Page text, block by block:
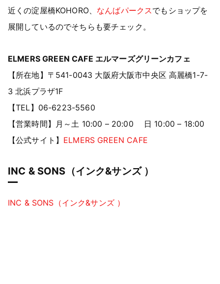
近くの淀屋橋KOHORO、 なんばパークスでもショップを
展開しているのでそちらも要チェック。
ELMERS GREEN CAFE エルマーズグリーンカフェ
【所在地】〒541-0043 大阪府大阪市中央区 高麗橋1-7-
3 北浜プラザ1F
【TEL】06-6223-5560
【営業時間】月～土 10:00 – 20:00 日 10:00 – 18:00
【公式サイト】 ELMERS GREEN CAFE
INC & SONS（インク&サンズ ）
INC & SONS（インク&サンズ ）